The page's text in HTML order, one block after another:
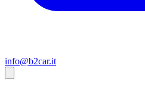
info@b2car.it